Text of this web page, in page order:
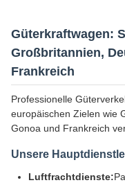
Güterkraftwagen:
Großbritannien,
Frankreich
Professionelle
europäischen Zielen wie
Gonoa und Frankreich
Unsere
Luftfrachtdienste: